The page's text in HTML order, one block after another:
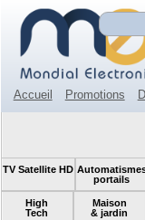
Mon
Accueil Promotions
TV Satellite HD
portails
High
Tech
Maison
& jardin